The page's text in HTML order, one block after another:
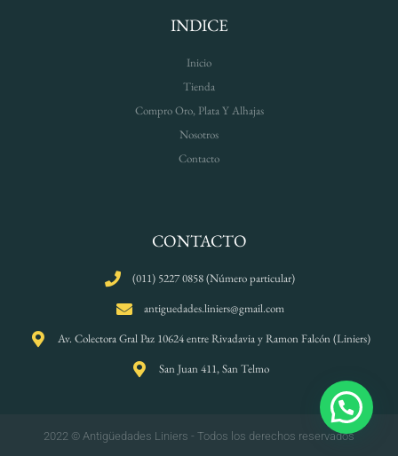
INDICE
Inicio
Tienda
Compro Oro, Plata Y Alhajas
Nosotros
Contacto
CONTACTO
(011) 5227 0858 (Número particular)
antiguedades.liniers@gmail.com
Av. Colectora Gral Paz 10624 entre Rivadavia y Ramon Falcón (Liniers)
San Juan 411, San Telmo
2022 © Antigüedades Liniers - Todos los derechos reservados